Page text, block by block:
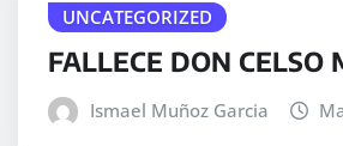
UNCATEGORIZED
FALLECE DON CELSO
Ismael Muñoz Garcia